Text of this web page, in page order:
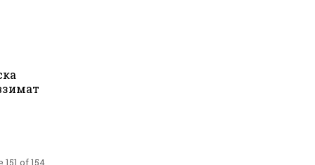
151 of 154